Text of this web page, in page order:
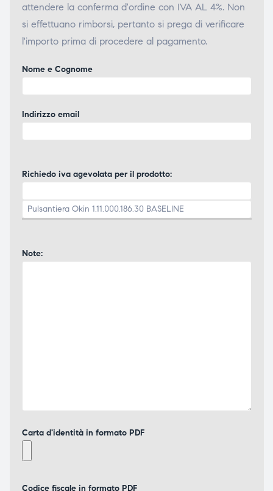
attendere la conferma d'ordine con IVA AL 4%. Non
si effettuano rimborsi, pertanto si prega di verificare
l'importo prima di procedere al pagamento.
Nome e Cognome
Indirizzo email
Richiedo iva agevolata per il prodotto:
Note:
Carta d'identità in formato PDF
Codice fiscale in formato PDF